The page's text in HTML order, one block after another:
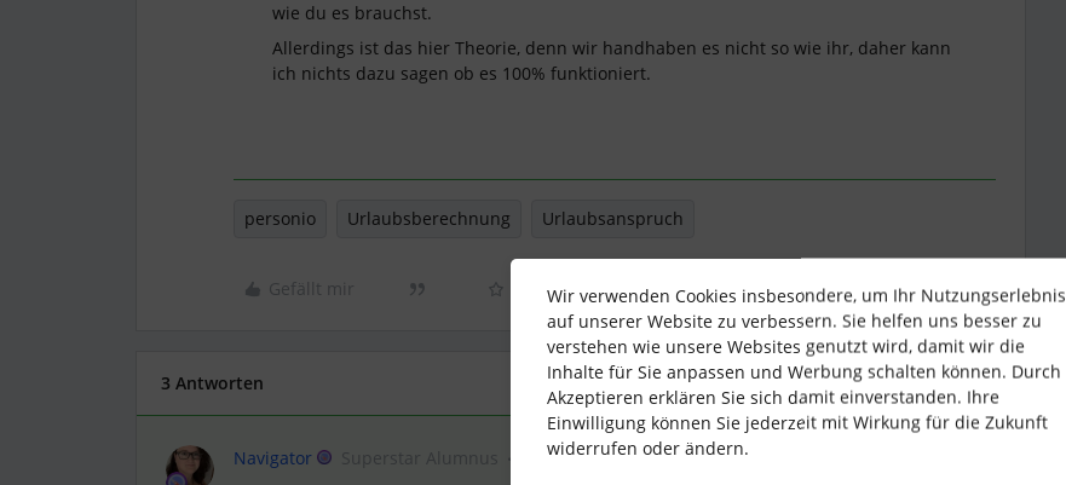
wie du es brauchst.
Allerdings ist das hier Theorie, denn wir handhaben es nicht so wie ihr, daher kann
ich nichts dazu sagen ob es 100% funktioniert.
personio Urlaubsberechnung Urlaubsanspruch
Gefällt mir Teilen
3 Antworten Älteste zuerst
Navigator ANTWORT
Wir verwenden Cookies insbesondere, um Ihr Nutzungserlebnis
auf unserer Website zu verbessern. Sie helfen uns besser zu
verstehen wie unsere Websites genutzt wird, damit wir die
Inhalte für Sie anpassen und Werbung schalten können. Durch
Akzeptieren erklären Sie sich damit einverstanden. Ihre
Einwilligung können Sie jederzeit mit Wirkung für die Zukunft
widerrufen oder ändern.